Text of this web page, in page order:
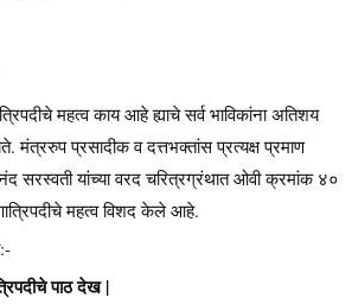
महत्व काय आहे ह्याचे सर्व भाविकांना अतिशय
प्रसादीक व दत्तभक्तांस प्रत्यक्ष प्रमाण
सरस्वती यांच्या वरद चरित्रग्रंथात ओवी क्रमांक ४०
महत्व विशद केले आहे.
पाठ देख |